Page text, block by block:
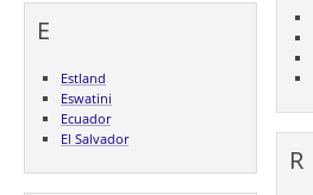
E
Estland
Eswatini
Ecuador
El Salvador
R